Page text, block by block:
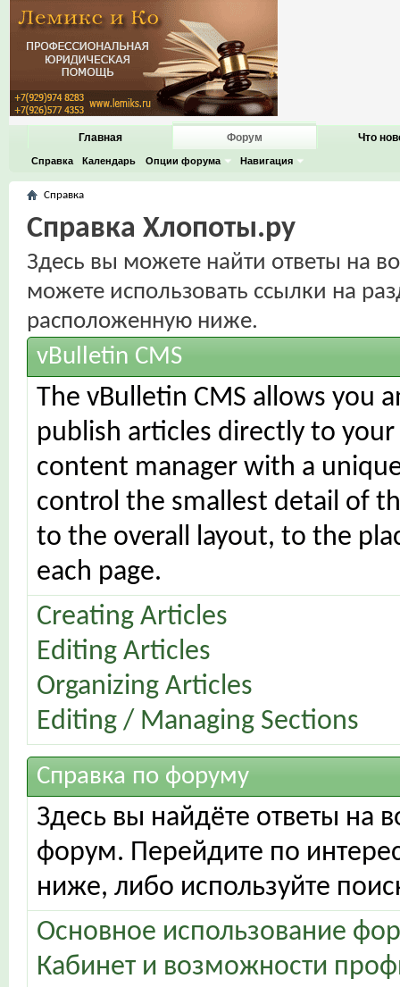
Главная Форум
Справка Календарь Опции форума Навигация
Что
Справка
Справка Хлопоты.ру
Здесь вы можете найти ответы на
можете использовать ссылки на
расположенную ниже.
vBulletin CMS
The vBulletin CMS allows you
publish articles directly to
content manager with a
control the smallest detail of
to the overall layout, to the
each page.
Creating Articles
Editing Articles
Organizing Articles
Editing / Managing Sections
Справка по форуму
Здесь вы найдёте ответы на
форум. Перейдите по
ниже, либо используйте
Основное использование
Кабинет и возможности